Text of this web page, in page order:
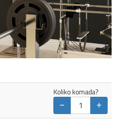
Koliko komada?
− +